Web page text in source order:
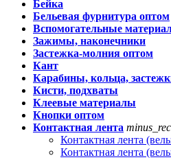
Бейка
Бельевая фурнитура оптом
Вспомогательные
Зажимы, наконечники
Застежка-молния оптом
Кант
Карабины, кольца,
Кисти, подхваты
Клеевые материалы
Кнопки оптом
Контактная лента
Контактная лента
Контактная лента